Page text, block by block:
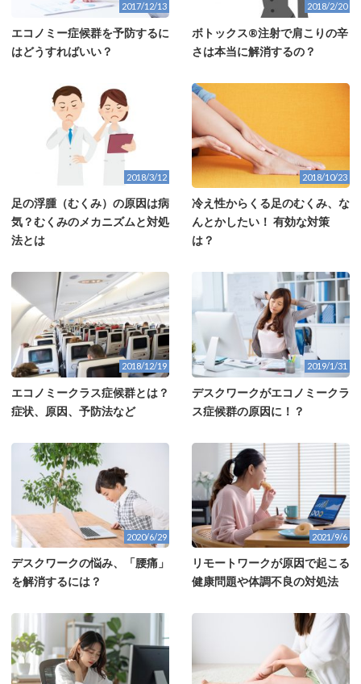
2017/12/13
エコノミー症候群を予防するに
はどうすればいい？
2018/2/20
ボトックス®注射で肩こりの辛
さは本当に解消するの？
2018/3/12
足の浮腫（むくみ）の原因は病
気？むくみのメカニズムと対処
法とは
2018/10/23
冷え性からくる足のむくみ、な
んとかしたい！ 有効な対策
は？
2018/12/19
エコノミークラス症候群とは？
症状、原因、予防法など
2019/1/31
デスクワークがエコノミークラ
ス症候群の原因に！？
2020/6/29
デスクワークの悩み、「腰痛」
を解消するには？
2021/9/6
リモートワークが原因で起こる
健康問題や体調不良の対処法